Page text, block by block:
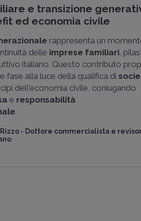
e transizione
ed economia civile
rappresenta un
delle imprese familiari,
italiano. Questo contributo
fase alla luce della qualifica di
dell'economia civile, coniugando
e responsabilità
.
- Dottore commercialista e